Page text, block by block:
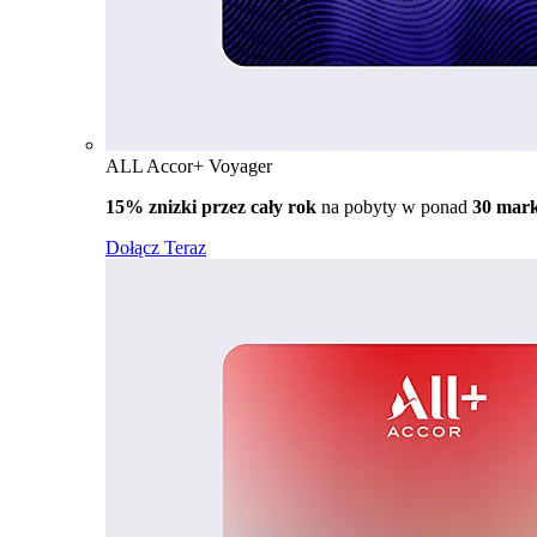
ALL Accor+ Voyager
15% znizki przez cały rok na pobyty w ponad 30
Dołącz Teraz